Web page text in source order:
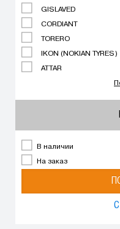
GISLAVED
CORDIANT
TORERO
IKON (NOKIAN TYRES)
ATTAR
В наличии
На заказ